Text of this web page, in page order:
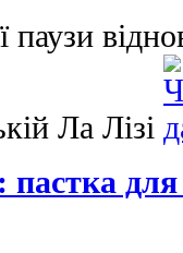
Ла Лізі
для